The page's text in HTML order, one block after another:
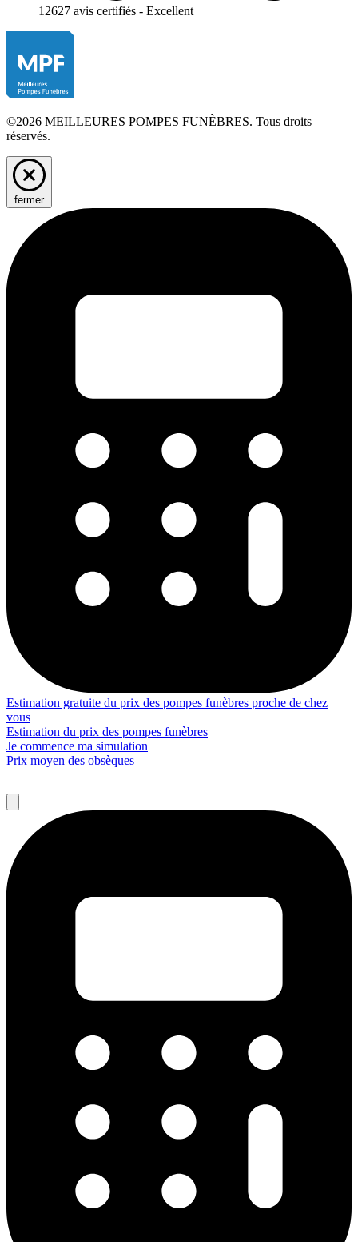
12627 avis certifiés - Excellent
©2026 MEILLEURES POMPES FUNÈBRES. Tous droits
réservés.
fermer
Estimation gratuite du prix des pompes funèbres proche de chez
vous
Estimation du prix des pompes funèbres
Je commence ma simulation
Prix moyen des obsèques